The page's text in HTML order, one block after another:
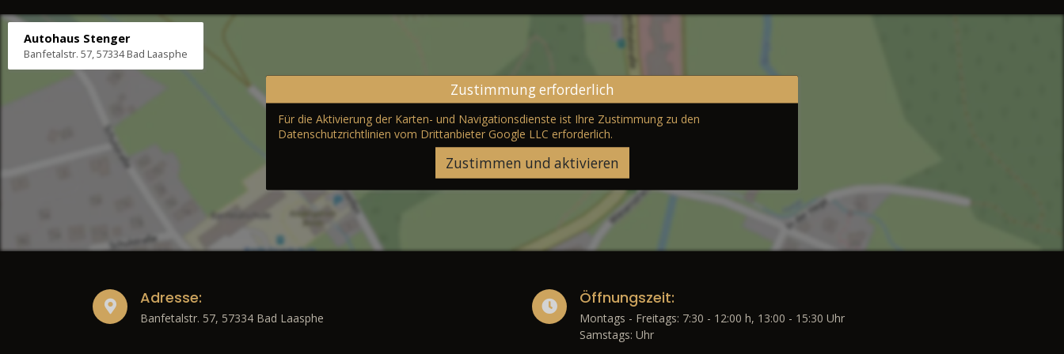
Autohaus Stenger
Banfetalstr. 57, 57334 Bad Laasphe
Zustimmung erforderlich
Für die Aktivierung der Karten- und Navigationsdienste ist Ihre Zustimmung zu den
Datenschutzrichtlinien vom Drittanbieter Google LLC erforderlich.
Zustimmen und aktivieren
Adresse:
Banfetalstr. 57, 57334 Bad Laasphe
Öffnungszeit:
Montags - Freitags: 7:30 - 12:00 h, 13:00 - 15:30 Uhr
Samstags: Uhr